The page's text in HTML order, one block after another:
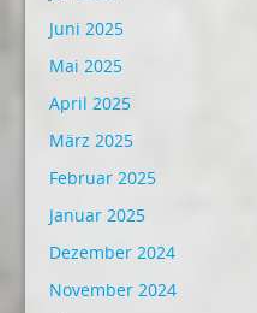
Juni 2025
Mai 2025
April 2025
März 2025
Februar 2025
Januar 2025
Dezember 2024
November 2024